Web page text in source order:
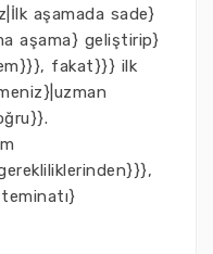
aşamada sade}
aşama} geliştirip}
fakat}}} ilk